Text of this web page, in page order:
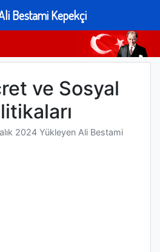
ve Sosyal
2024 Yükleyen Ali Bestami
Bestami Kepekçi